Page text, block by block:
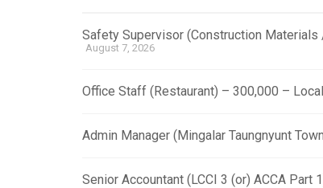
Safety Supervisor (Construction
August 7, 2026
Office Staff (Restaurant) – 300,000 –
Admin Manager (Mingalar Taungnyunt
Senior Accountant (LCCI 3 (or) ACCA Part